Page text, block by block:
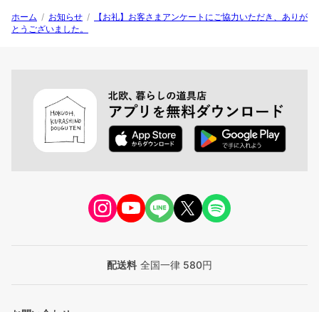
ホーム / お知らせ /
【お礼】お客さまアンケートにご協力いただき、ありが
とうございました。
配送料 全国一律 580円